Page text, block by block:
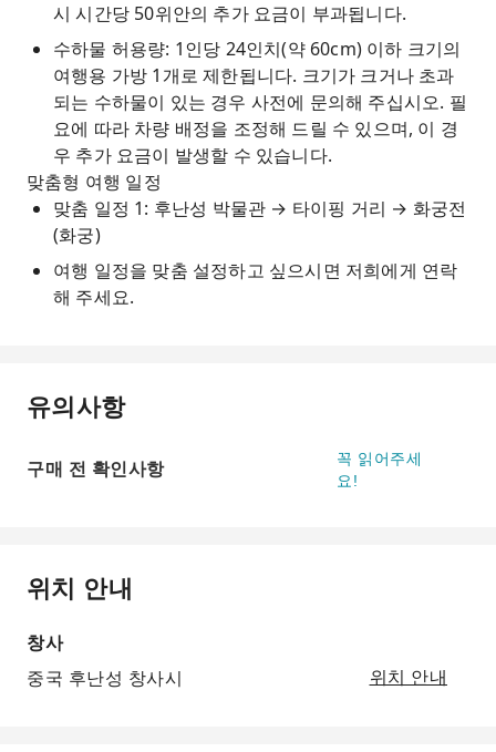
시 시간당 50위안의 추가 요금이 부과됩니다.
수하물 허용량: 1인당 24인치(약 60cm) 이하 크기의
여행용 가방 1개로 제한됩니다. 크기가 크거나 초과
되는 수하물이 있는 경우 사전에 문의해 주십시오. 필
요에 따라 차량 배정을 조정해 드릴 수 있으며, 이 경
우 추가 요금이 발생할 수 있습니다.
맞춤형 여행 일정
맞춤 일정 1: 후난성 박물관 → 타이핑 거리 → 화궁전
(화궁)
여행 일정을 맞춤 설정하고 싶으시면 저희에게 연락
해 주세요.
유의사항
구매 전 확인사항
꼭 읽어주세
요!
위치 안내
창사
중국 후난성 창사시
위치 안내